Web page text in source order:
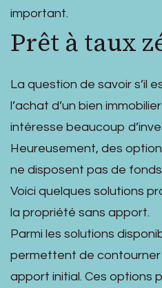
important.
Prêt à taux
La question de savoir s’il
l’achat d’un bien
intéresse beaucoup
Heureusement, des
ne disposent pas de
Voici quelques solutions
la propriété sans apport.
Parmi les solutions
permettent de contourner
apport initial. Ces options